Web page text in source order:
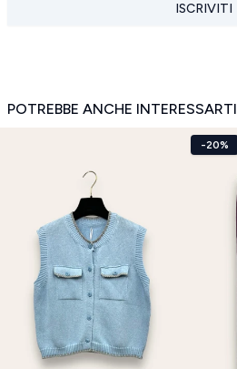
ISCRIVITI
POTREBBE ANCHE INTERESSARTI
-20%